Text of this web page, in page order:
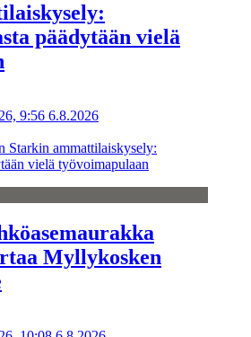
päädytään vielä
9:56 6.8.2026
Starkin ammattilaiskysely:
vielä työvoimapulaan
Myllykosken